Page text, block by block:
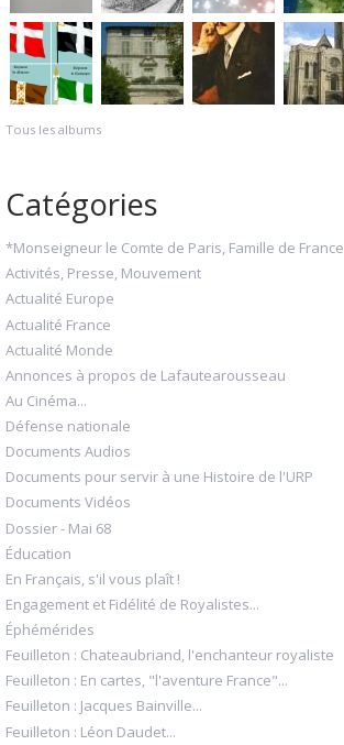
Tous les albums
Catégories
*Monseigneur le Comte de Paris, Famille de France
Activités, Presse, Mouvement
Actualité Europe
Actualité France
Actualité Monde
Annonces à propos de Lafautearousseau
Au Cinéma...
Défense nationale
Documents Audios
Documents pour servir à une Histoire de l'URP
Documents Vidéos
Dossier - Mai 68
Éducation
En Français, s'il vous plaît !
Engagement et Fidélité de Royalistes...
Éphémérides
Feuilleton : Chateaubriand, l'enchanteur royaliste
Feuilleton : En cartes, "l'aventure France"...
Feuilleton : Jacques Bainville...
Feuilleton : Léon Daudet...